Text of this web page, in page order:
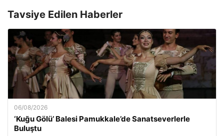
Tavsiye Edilen Haberler
06/08/2026
‘Kuğu Gölü’ Balesi Pamukkale’de Sanatseverlerle
Buluştu